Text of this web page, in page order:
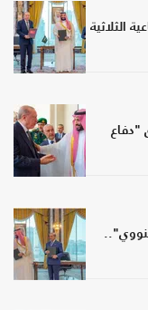
الثلاثية
"دفاع